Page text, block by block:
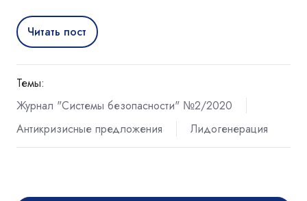
Читать пост
Темы:
Журнал "Системы безопасности" №2/2020
Антикризисные предложения
Лидогенерация